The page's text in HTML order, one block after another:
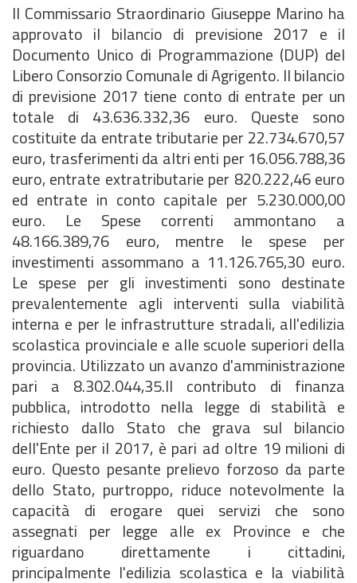
Il Commissario Straordinario Giuseppe Marino ha
approvato il bilancio di previsione 2017 e il
Documento Unico di Programmazione (DUP) del
Libero Consorzio Comunale di Agrigento. Il bilancio
di previsione 2017 tiene conto di entrate per un
totale di 43.636.332,36 euro. Queste sono
costituite da entrate tributarie per 22.734.670,57
euro, trasferimenti da altri enti per 16.056.788,36
euro, entrate extratributarie per 820.222,46 euro
ed entrate in conto capitale per 5.230.000,00
euro. Le Spese correnti ammontano a
48.166.389,76 euro, mentre le spese per
investimenti assommano a 11.126.765,30 euro.
Le spese per gli investimenti sono destinate
prevalentemente agli interventi sulla viabilità
interna e per le infrastrutture stradali, all'edilizia
scolastica provinciale e alle scuole superiori della
provincia. Utilizzato un avanzo d'amministrazione
pari a 8.302.044,35.Il contributo di finanza
pubblica, introdotto nella legge di stabilità e
richiesto dallo Stato che grava sul bilancio
dell'Ente per il 2017, è pari ad oltre 19 milioni di
euro. Questo pesante prelievo forzoso da parte
dello Stato, purtroppo, riduce notevolmente la
capacità di erogare quei servizi che sono
assegnati per legge alle ex Province e che
riguardano direttamente i cittadini,
principalmente l'edilizia scolastica e la viabilità